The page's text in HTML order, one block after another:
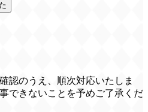
認のうえ、順次対応いたしま
できないことを予めご了承くだ